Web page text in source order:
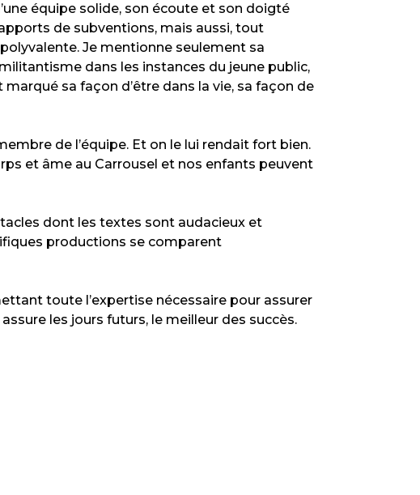
équipe solide, son écoute et son doigté
de subventions, mais aussi, tout
Je mentionne seulement sa
dans les instances du jeune public,
sa façon d’être dans la vie, sa façon de
de l’équipe. Et on le lui rendait fort bien.
et âme au Carrousel et nos enfants peuvent
dont les textes sont audacieux et
productions se comparent
toute l’expertise nécessaire pour assurer
les jours futurs, le meilleur des succès.